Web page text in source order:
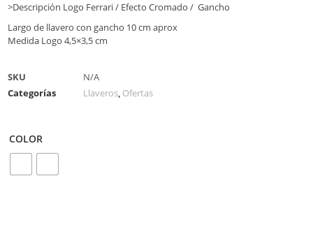
>Descripción Logo Ferrari / Efecto Cromado / Gancho
Largo de llavero con gancho 10 cm aprox
Medida Logo 4,5×3,5 cm
SKU
N/A
Categorías
Llaveros, Ofertas
COLOR